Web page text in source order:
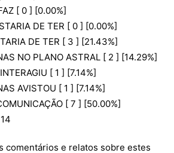
[ 0 ] [0.00%]
DE TER [ 0 ] [0.00%]
DE TER [ 3 ] [21.43%]
NO PLANO ASTRAL [ 2 ] [14.29%]
[ 1 ] [7.14%]
AVISTOU [ 1 ] [7.14%]
[ 7 ] [50.00%]
comentários e relatos sobre estes